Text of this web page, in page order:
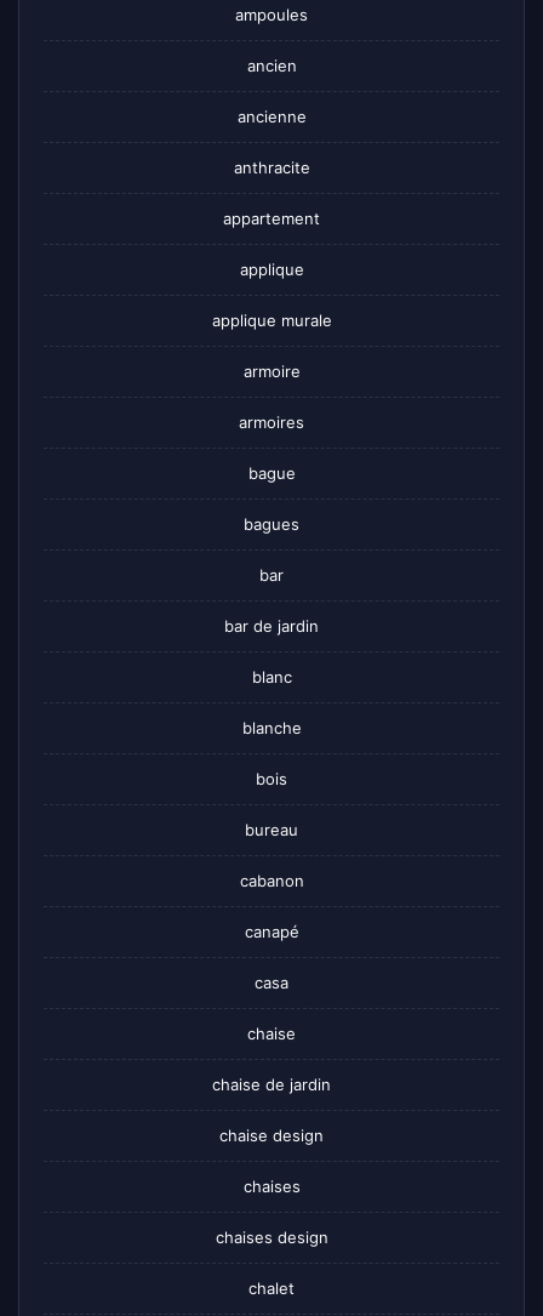
ampoules
ancien
ancienne
anthracite
appartement
applique
applique murale
armoire
armoires
bague
bagues
bar
bar de jardin
blanc
blanche
bois
bureau
cabanon
canapé
casa
chaise
chaise de jardin
chaise design
chaises
chaises design
chalet